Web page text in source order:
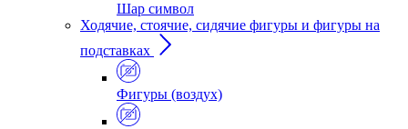
Шар символ
Ходячие, стоячие, сидячие фигуры и фигуры на
подставках
Фигуры (воздух)